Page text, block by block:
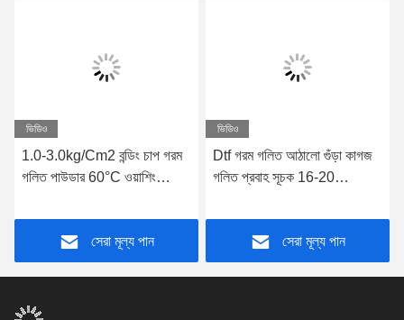
ভিডিও
1.0-3.0kg/Cm2 বন্ডিং চাপ গরম
গলিত পাউডার 60°C ওয়াশিং
সেরা মূল্য পান
ভিডিও
Dtf গরম গলিত আঠালো গুঁড়া কাগজ
গলিত প্রবাহ সূচক 16-20
সেরা মূল্য পান